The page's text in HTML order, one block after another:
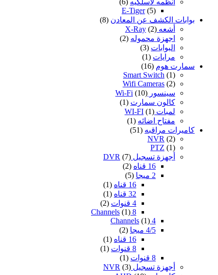
E-Tiger (5)
بوابات الكشف عن المعادن (8)
أشعه X-Ray (2)
اجهزة محموله (2)
البوابات (3)
مرايات (1)
سمارت هوم (16)
Smart Switch (1)
Wifi Cameras (2)
سينسور Wi-Fi (10)
كالون سمارت (1)
لمبات WI-FI (1)
مفتاح اضائه (1)
كاميرات مراقبه (51)
NVR (2)
PTZ (1)
أجهزة تسجيل DVR (7)
16 قناه
(2)
2 ميجا
(5)
16 قناه
(1)
32 قناه
(1)
4 قنوات
(2)
8 Channels
(1)
4 Channels
(1)
4/5 ميجا
(2)
16 قناه
(1)
8 قنوات
(1)
8 قنوات
(1)
أجهزة تسجيل NVR (3)